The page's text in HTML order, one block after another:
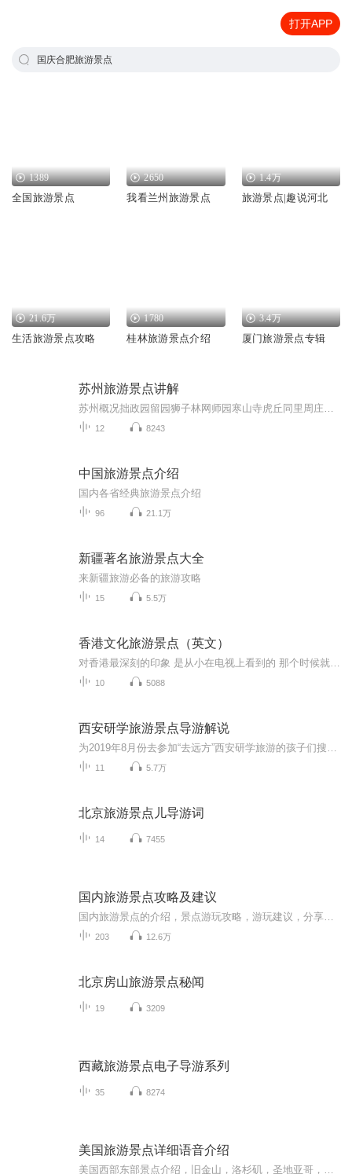
打开APP
国庆合肥旅游景点
1389
全国旅游景点
2650
我看兰州旅游景点
1.4万
旅游景点|趣说河北
21.6万
生活旅游景点攻略
1780
桂林旅游景点介绍
3.4万
厦门旅游景点专辑
苏州旅游景点讲解
12 8243
中国旅游景点介绍
国内各省经典旅游景点介绍
96 21.1万
新疆著名旅游景点大全
来新疆旅游必备的旅游攻略
15 5.5万
香港文化旅游景点（英文）
10 5088
西安研学旅游景点导游解说
11 5.7万
北京旅游景点儿导游词
14 7455
国内旅游景点攻略及建议
203 12.6万
北京房山旅游景点秘闻
19 3209
西藏旅游景点电子导游系列
35 8274
美国旅游景点详细语音介绍